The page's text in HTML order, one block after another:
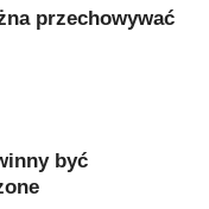
przechowywać
być